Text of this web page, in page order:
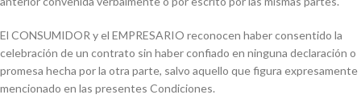
El CONSUMIDOR y el EMPRESARIO reconocen haber consentido la
celebración de un contrato sin haber confiado en ninguna declaración o
promesa hecha por la otra parte, salvo aquello que figura expresamente
mencionado en las presentes Condiciones.